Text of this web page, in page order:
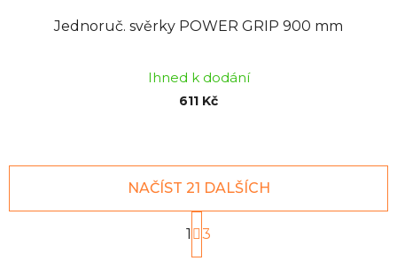
Jednoruč. svěrky POWER GRIP 900 mm
Ihned k dodání
611 Kč
O
NAČÍST 21 DALŠÍCH
S
t
r
1 3